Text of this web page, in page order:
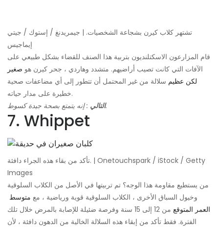
تشتهر كلاب كيرن بشجاعة الشخصيات. | جيمريدنغ / إستوك / جيتي
إيماجيس
قام المزارعون الاسكتلنديون بتربية هذا الصنف للقضاء بشكل طبيعي على
الآفات التي كانت تصيب أراضيهم. متشدد وهاردي ، جحر كيرن هو صغير
لكن عظيم سلالة من غير المحتمل أن تتطور إلى أي مضاعفات صحية
خطيرة على مدار حياته.
التالي: إنه يتمتع بصحة جيدة كسوط.
7. Whippet
تأكد من بقاء هذه الجراء دافئة. | Onetouchspark / iStock / Getty
Images
من يستطيع مقاومة هذا الوجه؟ تم تربيتها في الأصل من الكلاب السلوقية
وخيول السباق الأخرى ، الكلاب السلوقية قوية ورياضية ، مع متوسط ​​
العمر المتوقع
من 12 إلى 15 سنة وفرصة ضئيلة للإصابة بالمرض خلال تلك
الفترة. فقط تأكد من إبقاء هذه السلالة الخالية من الدهون دافئة ، لأن